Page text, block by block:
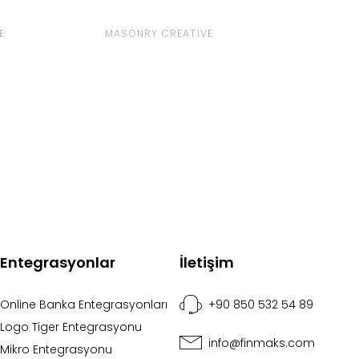
MASONRY CREATIVE
Entegrasyonlar
Online Banka Entegrasyonları
Logo Tiger Entegrasyonu
Mikro Entegrasyonu
İletişim
+90 850 532 54 89
info@finmaks.com